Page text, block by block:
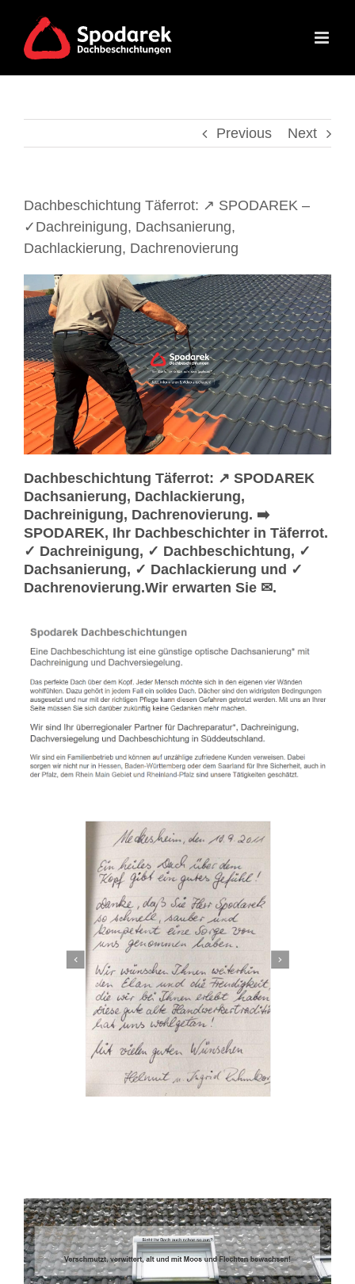
content
Previous Next
Dachbeschichtung Täferrot: ↗️ SPODAREK –
✓Dachreinigung, Dachsanierung,
Dachlackierung, Dachrenovierung
Dachbeschichtung Täferrot: ↗️ SPODAREK
Dachsanierung, Dachlackierung,
Dachreinigung, Dachrenovierung. ➡️
SPODAREK, Ihr Dachbeschichter in Täferrot.
✓ Dachreinigung, ✓ Dachbeschichtung, ✓
Dachsanierung, ✓ Dachlackierung und ✓
Dachrenovierung.Wir erwarten Sie ✉.